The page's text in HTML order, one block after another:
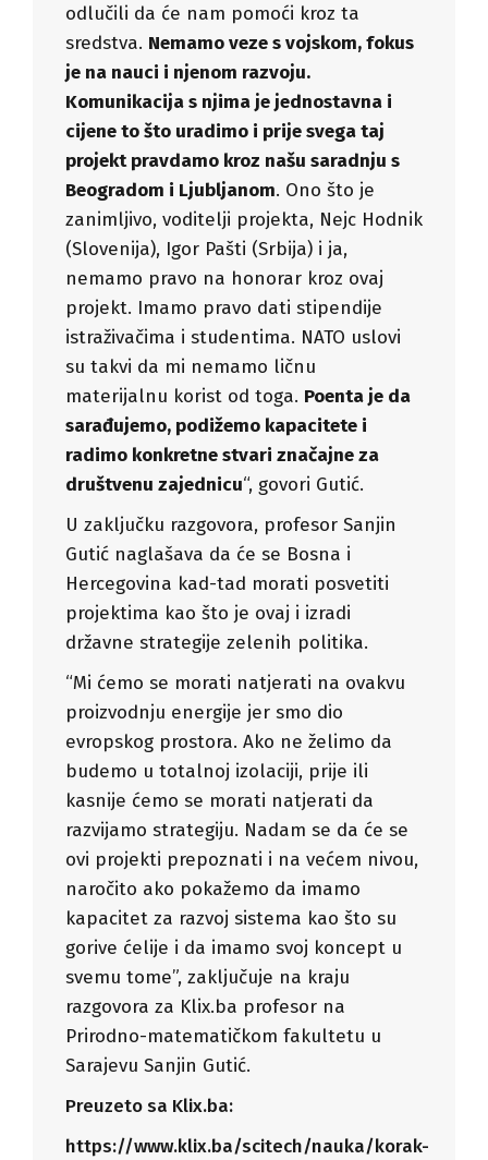
odlučili da će nam pomoći kroz ta
sredstva. Nemamo veze s vojskom, fokus
je na nauci i njenom razvoju.
Komunikacija s njima je jednostavna i
cijene to što uradimo i prije svega taj
projekt pravdamo kroz našu saradnju s
Beogradom i Ljubljanom. Ono što je
zanimljivo, voditelji projekta, Nejc Hodnik
(Slovenija), Igor Pašti (Srbija) i ja,
nemamo pravo na honorar kroz ovaj
projekt. Imamo pravo dati stipendije
istraživačima i studentima. NATO uslovi
su takvi da mi nemamo ličnu
materijalnu korist od toga. Poenta je da
sarađujemo, podižemo kapacitete i
radimo konkretne stvari značajne za
društvenu zajednicu“, govori Gutić.
U zaključku razgovora, profesor Sanjin
Gutić naglašava da će se Bosna i
Hercegovina kad-tad morati posvetiti
projektima kao što je ovaj i izradi
državne strategije zelenih politika.
“Mi ćemo se morati natjerati na ovakvu
proizvodnju energije jer smo dio
evropskog prostora. Ako ne želimo da
budemo u totalnoj izolaciji, prije ili
kasnije ćemo se morati natjerati da
razvijamo strategiju. Nadam se da će se
ovi projekti prepoznati i na većem nivou,
naročito ako pokažemo da imamo
kapacitet za razvoj sistema kao što su
gorive ćelije i da imamo svoj koncept u
svemu tome”, zaključuje na kraju
razgovora za Klix.ba profesor na
Prirodno-matematičkom fakultetu u
Sarajevu Sanjin Gutić.
Preuzeto sa Klix.ba:
https://www.klix.ba/scitech/nauka/korak-